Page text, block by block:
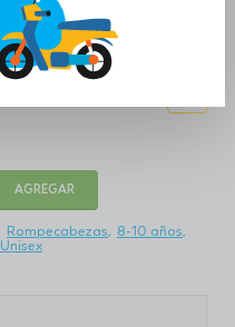
AGREGAR
Rompecabezas
8-10 años
Unisex